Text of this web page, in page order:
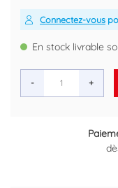
Connectez-vous
En stock livrable
- +